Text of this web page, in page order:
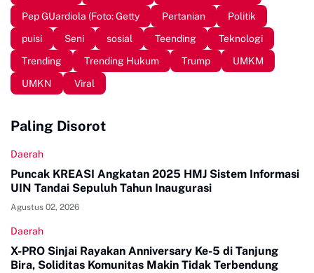
Pep GUardiola (Foto: Getty
Pertanian
Politik
puisi
Seni sosial Teending
Teknologi
Trending
Trending Hukum Trump
UMKM
UMKN
Viral
Paling Disorot
Daerah
Puncak KREASI Angkatan 2025 HMJ Sistem Informasi
UIN Tandai Sepuluh Tahun Inaugurasi
Agustus 02, 2026
Daerah
X-PRO Sinjai Rayakan Anniversary Ke-5 di Tanjung
Bira, Soliditas Komunitas Makin Tidak Terbendung